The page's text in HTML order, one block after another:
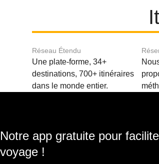
Réseau Étendu
Une plate-forme, 34+
destinations, 700+ itinéraires
dans le monde entier.
Notre app gratuite pour
voyage !